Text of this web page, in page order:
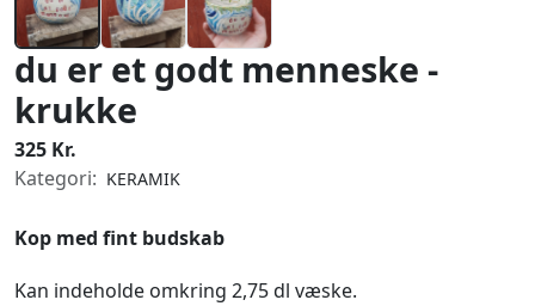
du er et godt menneske -
krukke
325 Kr.
Kategori: KERAMIK
Kop med fint budskab
Kan indeholde omkring 2,75 dl væske.